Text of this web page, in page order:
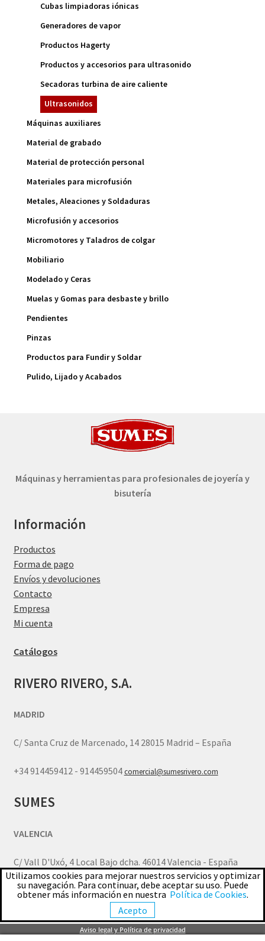
Cubas limpiadoras iónicas
Generadores de vapor
Productos Hagerty
Productos y accesorios para ultrasonido
Secadoras turbina de aire caliente
Ultrasonidos
Máquinas auxiliares
Material de grabado
Material de protección personal
Materiales para microfusión
Metales, Aleaciones y Soldaduras
Microfusión y accesorios
Micromotores y Taladros de colgar
Mobiliario
Modelado y Ceras
Muelas y Gomas para desbaste y brillo
Pendientes
Pinzas
Productos para Fundir y Soldar
Pulido, Lijado y Acabados
Máquinas y herramientas para profesionales de joyería y
bisutería
Información
Productos
Forma de pago
Envíos y devoluciones
Contacto
Empresa
Mi cuenta
Catálogos
RIVERO RIVERO, S.A.
MADRID
C/ Santa Cruz de Marcenado, 14 28015 Madrid – España
+34 914459412 - 914459504comercial@sumesrivero.com
SUMES
VALENCIA
C/ Vall D'Uxó, 4 Local Bajo dcha. 46014 Valencia - España
+34 963770805comercial.valencia@sumesrivero.com
© SUMES - MAQUINARIA Y HERRAMIENTA JOYERIA 2026
Aviso legal y Política de privacidad
Utilizamos cookies para mejorar nuestros servicios y optimizar
su navegación. Para continuar, debe aceptar su uso. Puede
obtener más información en nuestra Política de Cookies.
Acepto